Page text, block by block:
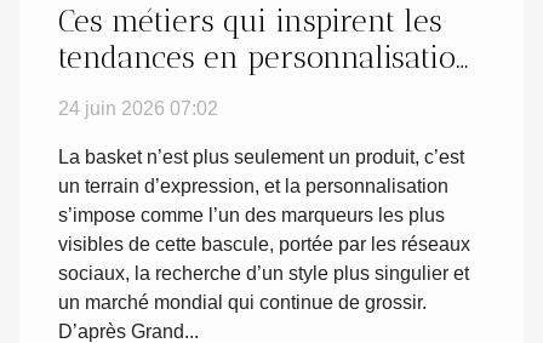
Ces métiers qui inspirent les
tendances en personnalisation
de chaussures
24 juin 2026 07:02
La basket n’est plus seulement un produit, c’est
un terrain d’expression, et la personnalisation
s’impose comme l’un des marqueurs les plus
visibles de cette bascule, portée par les réseaux
sociaux, la recherche d’un style plus singulier et
un marché mondial qui continue de grossir.
D’après Grand...